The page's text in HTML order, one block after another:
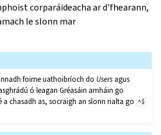
corparáideacha ar d'fhearann,
le slonn mar
foirne uathoibríoch do Users agus
ó leagan Gréasáin amháin go
a chasadh as, socraigh an slonn rialta go
^$